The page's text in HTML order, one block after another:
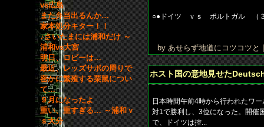
vs広島
また弁当出るんか…
家本処分キター！！
♪さいたまには浦和だけ ～
浦和vs大宮
明日、ロビーは…
最近、レッズサポの周りで
密かに繁殖する栗鼠につい
て…
９月になったよ
重い、重すぎる… ～浦和ｖ
ｓ大分
○●ドイツ ｖｓ ポルトガル （
by あせらず地道にコツコツ
ホスト国の意地見せた
日本時間午前4時から行われたワ
対1で勝利し、3位になった。開催
で、ドイツは控...